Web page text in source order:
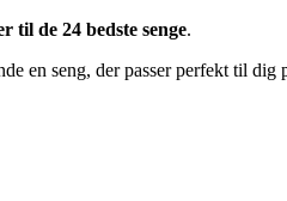
til de 24 bedste senge.
en seng, der passer perfekt til